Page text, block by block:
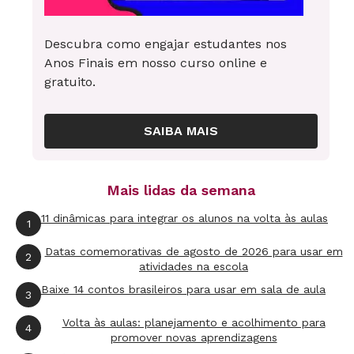
especial sobre o assunto. Aguarde!
Quantos alunos e escolas participarão da Prova
Brasil?
brasileiros participarão do teste, que será
aplicado em aproximadamente 6 milhões de
públicas. A grande novidade de 2009 é que 10
mil escolas rurais também farão o exame. Nas
edições anteriores, apenas as escolar urbanas
foram avaliadas.
ORIENTAÇÕES DO INEP
Exclusivo: aqui você poderá baixar os
Descubra como engajar estudantes nos
Anos Finais em nosso curso online e
gratuito.
SAIBA MAIS
Mais lidas da semana
1 11 dinâmicas para integrar os alunos na volta às aulas
2
Datas comemorativas de agosto de 2026 para usar em
atividades na escola
3 Baixe 14 contos brasileiros para usar em sala de aula
4
Volta às aulas: planejamento e acolhimento para
promover novas aprendizagens